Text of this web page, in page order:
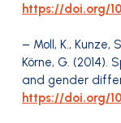
https://doi.org/
– Moll, K., Kunze,
Körne, G. (2014).
and gender
https://doi.org/